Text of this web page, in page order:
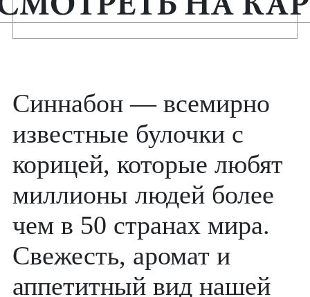
Синнабон — всемирно
известные булочки с
корицей, которые любят
миллионы людей более
чем в 50 странах мира.
Свежесть, аромат и
аппетитный вид нашей